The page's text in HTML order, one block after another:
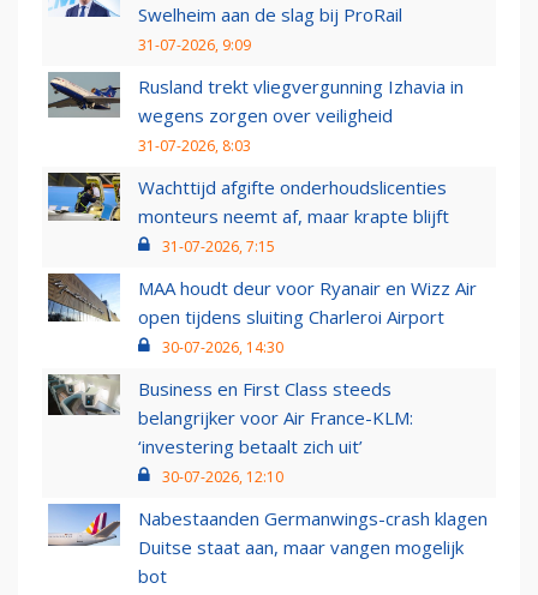
Swelheim aan de slag bij ProRail
31-07-2026, 9:09
Rusland trekt vliegvergunning Izhavia in
wegens zorgen over veiligheid
31-07-2026, 8:03
Wachttijd afgifte onderhoudslicenties
monteurs neemt af, maar krapte blijft
31-07-2026, 7:15
MAA houdt deur voor Ryanair en Wizz Air
open tijdens sluiting Charleroi Airport
30-07-2026, 14:30
Business en First Class steeds
belangrijker voor Air France-KLM:
‘investering betaalt zich uit’
30-07-2026, 12:10
Nabestaanden Germanwings-crash klagen
Duitse staat aan, maar vangen mogelijk
bot